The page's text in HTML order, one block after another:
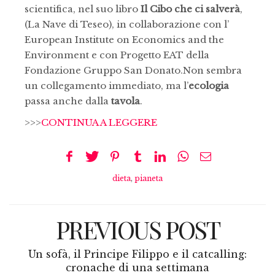
scientifica, nel suo libro Il Cibo che ci salverà,
(La Nave di Teseo), in collaborazione con l’
European Institute on Economics and the
Environment e con Progetto EAT della
Fondazione Gruppo San Donato.Non sembra
un collegamento immediato, ma l’ecologia
passa anche dalla tavola.
>>>CONTINUA A LEGGERE
dieta, pianeta
PREVIOUS POST
Un sofà, il Principe Filippo e il catcalling:
cronache di una settimana